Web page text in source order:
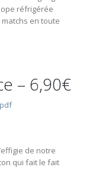
réfrigérée
en toute
– 6,90€
de notre
qui fait le fait